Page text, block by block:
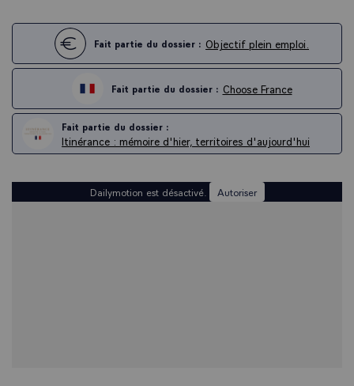
Fait partie du dossier : Objectif plein emploi.
Fait partie du dossier : Choose France
Fait partie du dossier :
Itinérance : mémoire d'hier, territoires d'aujourd'hui
Dailymotion est désactivé. Autoriser